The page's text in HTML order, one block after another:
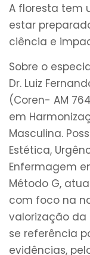
A floresta tem
estar
ciência e
Sobre o
Dr. Luiz
(Coren- AM
em
Masculina.
Estética,
Enfermagem
Método G,
com foco na
valorização
se referência
evidências,